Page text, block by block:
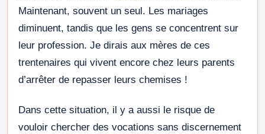
Maintenant, souvent un seul. Les mariages
diminuent, tandis que les gens se concentrent sur
leur profession. Je dirais aux mères de ces
trentenaires qui vivent encore chez leurs parents
d’arrêter de repasser leurs chemises !
Dans cette situation, il y a aussi le risque de
vouloir chercher des vocations sans discernement